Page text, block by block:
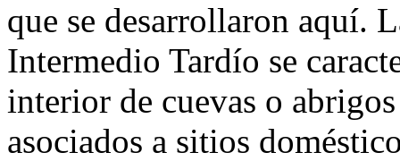
que se desarrollaron aquí.
Intermedio Tardío se
interior de cuevas o
asociados a sitios